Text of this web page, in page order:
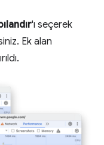
'ı seçerek
Ek alan